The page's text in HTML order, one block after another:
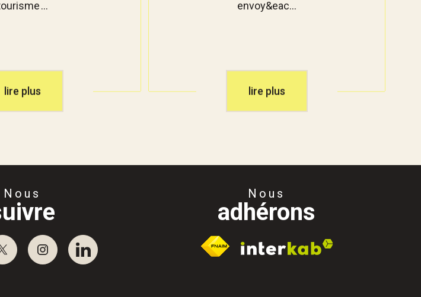
...
lire plus
envoy&eac...
lire plus
Nous Nous
adhérons